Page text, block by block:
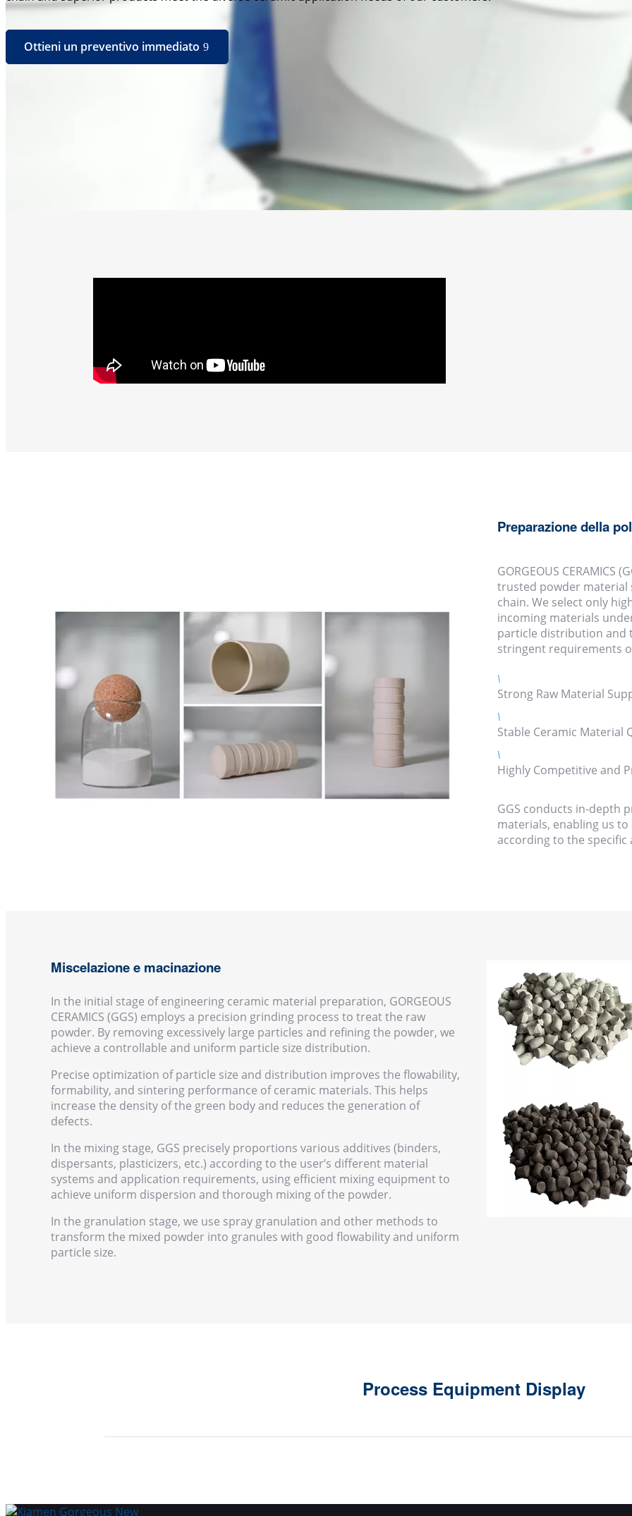
Ottieni un preventivo immediato
Preparazione della
GORGEOUS
trusted powder material
chain. We select only
incoming materials
particle distribution and
stringent requirements
\
Strong Raw Material
\
Stable Ceramic Material
\
Highly Competitive and
GGS conducts in-depth
materials, enabling us
according to the
Miscelazione e macinazione
In the initial stage of engineering ceramic material preparation, GORGEOUS
CERAMICS (GGS) employs a precision grinding process to treat the raw
powder. By removing excessively large particles and refining the powder, we
achieve a controllable and uniform particle size distribution.
Precise optimization of particle size and distribution improves the flowability,
formability, and sintering performance of ceramic materials. This helps
increase the density of the green body and reduces the generation of
defects.
In the mixing stage, GGS precisely proportions various additives (binders,
dispersants, plasticizers, etc.) according to the user’s different material
systems and application requirements, using efficient mixing equipment to
achieve uniform dispersion and thorough mixing of the powder.
In the granulation stage, we use spray granulation and other methods to
transform the mixed powder into granules with good flowability and uniform
particle size.
Process Equipment Display